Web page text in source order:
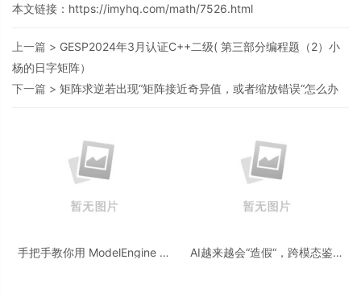
本文链接： https://imyhq.com/math/7526.html
上一篇 > GESP2024年3月认证C++二级( 第三部分编程题（2）小
杨的日字矩阵）
下一篇 > 矩阵求逆若出现“矩阵接近奇异值，或者缩放错误“怎么办
手把手教你用 ModelEngine 打
AI越来越会“造假“，跨模态鉴伪